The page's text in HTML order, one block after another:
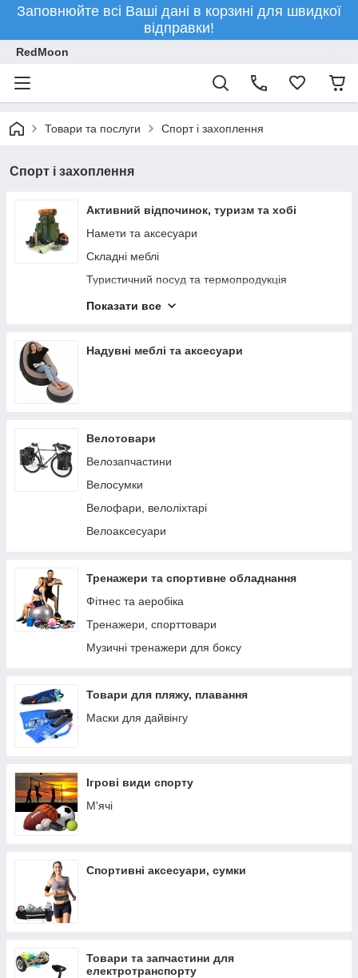
Заповнюйте всі Ваші дані в корзині для швидкої
відправки!
RedMoon
Товари та послуги Спорт і захоплення
Спорт і захоплення
Активний відпочинок, туризм та хобі
Намети та аксесуари
Складні меблі
Туристичний посуд та термопродукція
Туристичні рюкзаки
Туристичні килимки
Туристичні газові плити та паялники
Мультитули
Квадрокоптери
Показати все
Надувні меблі та аксесуари
Велотовари
Велозапчастини
Велосумки
Велофари, велоліхтарі
Велоаксесуари
Тренажери та спортивне обладнання
Фітнес та аеробіка
Тренажери, спорттовари
Музичні тренажери для боксу
Товари для пляжу, плавання
Маски для дайвінгу
Ігрові види спорту
М'ячі
Спортивні аксесуари, сумки
Товари та запчастини для
електротранспорту